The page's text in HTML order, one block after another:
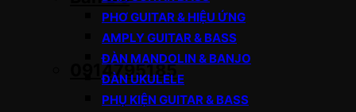
0914795185
PHƠ GUITAR & HIỆU ỨNG
AMPLY GUITAR & BASS
ĐÀN MANDOLIN & BANJO
ĐÀN UKULELE
PHỤ KIỆN GUITAR & BASS